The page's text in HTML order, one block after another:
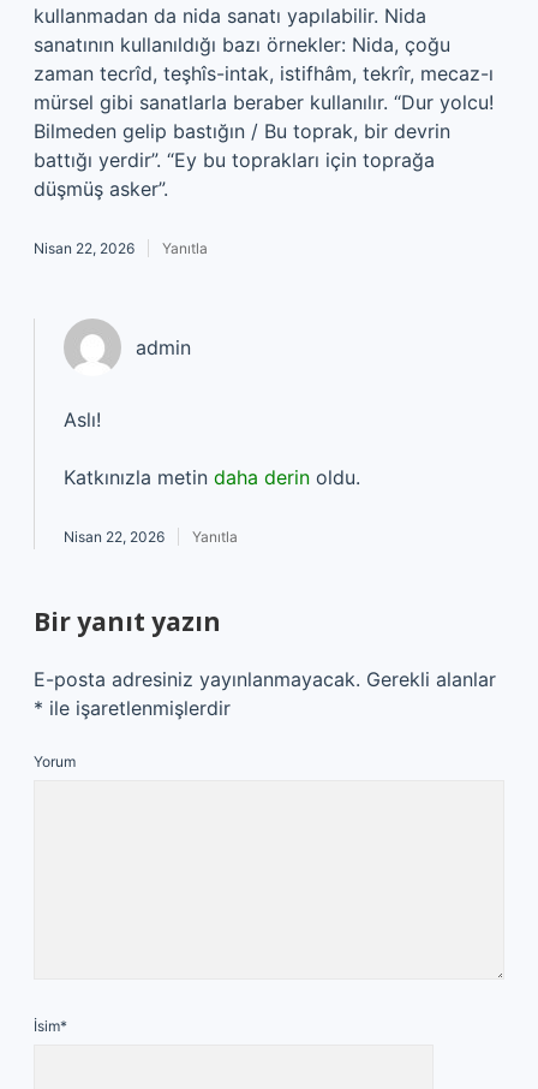
kullanmadan da nida sanatı yapılabilir. Nida
sanatının kullanıldığı bazı örnekler: Nida, çoğu
zaman tecrîd, teşhîs-intak, istifhâm, tekrîr, mecaz-ı
mürsel gibi sanatlarla beraber kullanılır. “Dur yolcu!
Bilmeden gelip bastığın / Bu toprak, bir devrin
battığı yerdir”. “Ey bu toprakları için toprağa
düşmüş asker”.
Nisan 22, 2026 Yanıtla
admin
Aslı!
Katkınızla metin daha derin oldu.
Nisan 22, 2026 Yanıtla
Bir yanıt yazın
E-posta adresiniz yayınlanmayacak. Gerekli alanlar
* ile işaretlenmişlerdir
Yorum
İsim*